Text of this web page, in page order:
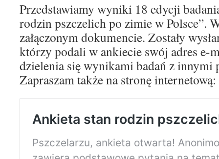
Przedstawiamy wyniki 18 edycji
rodzin pszczelich po zimie w Polsce”.
załączonym dokumencie. Zostały
którzy podali w ankiecie swój adres e-
dzielenia się wynikami badań z innymi
Zapraszam także na stronę internetową: